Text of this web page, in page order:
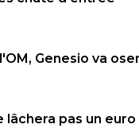
Genesio va
lâchera pas un euro